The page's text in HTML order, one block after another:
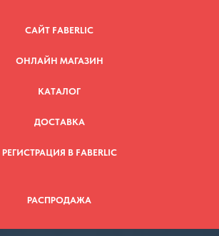
САЙТ FABERLIC
ОНЛАЙН МАГАЗИН
КАТАЛОГ
ДОСТАВКА
РЕГИСТРАЦИЯ В FABERLIC
РАСПРОДАЖА